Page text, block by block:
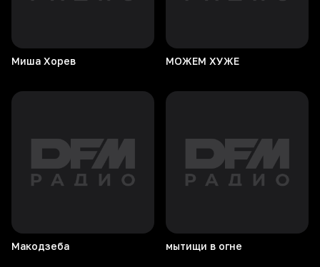
Миша Хорев МОЖЕМ ХУЖЕ
Макодзеба мытищи в огне